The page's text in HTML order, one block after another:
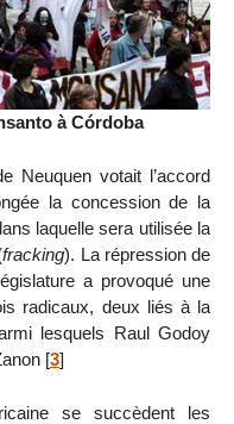
à Córdoba
Neuquen votait l’accord
la concession de la
laquelle sera utilisée la
fracking). La répression de
a provoqué une
radicaux, deux liés à la
lesquels Raul Godoy
[3]
se succèdent les